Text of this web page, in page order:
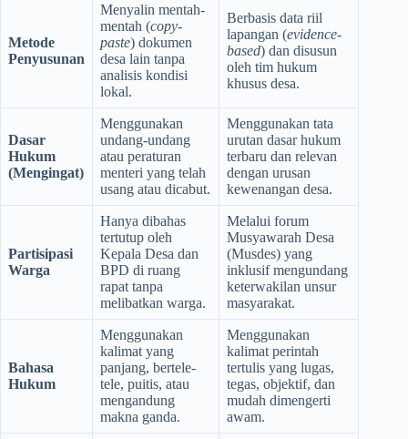
Metode
Penyusunan
Menyalin mentah-
mentah (copy-
paste) dokumen
desa lain tanpa
analisis kondisi
lokal.
Berbasis data riil
lapangan (evidence-
based) dan disusun
oleh tim hukum
khusus desa.
Dasar
Hukum
(Mengingat)
Menggunakan
undang-undang
atau peraturan
menteri yang telah
usang atau dicabut.
Menggunakan tata
urutan dasar hukum
terbaru dan relevan
dengan urusan
kewenangan desa.
Partisipasi
Warga
Hanya dibahas
tertutup oleh
Kepala Desa dan
BPD di ruang
rapat tanpa
melibatkan warga.
Melalui forum
Musyawarah Desa
(Musdes) yang
inklusif mengundang
keterwakilan unsur
masyarakat.
Bahasa
Hukum
Menggunakan
kalimat yang
panjang, bertele-
tele, puitis, atau
mengandung
makna ganda.
Menggunakan
kalimat perintah
tertulis yang lugas,
tegas, objektif, dan
mudah dimengerti
awam.